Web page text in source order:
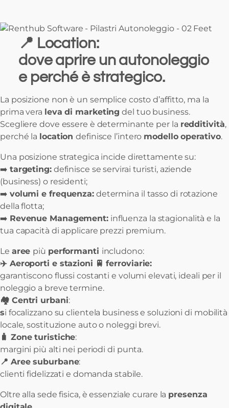
📍 Location:
dove aprire un autonoleggio
e perché è strategico.
La posizione non è un semplice costo d’affitto, ma la
prima vera leva di marketing del tuo business.
Scegliere dove essere è determinante per la redditività,
perché la locationdefinisce l’intero modello operativo.
Una posizione strategica incide direttamente su:
➡️ targeting:definisce se servirai turisti, aziende
(business) o residenti;
➡️ volumi e frequenza:determina il tasso di rotazione
della flotta;
➡️ Revenue Management:influenza la stagionalità e la
tua capacità di applicare prezzi premium.
Le aree più performanti includono:
✈️ Aeroporti e stazioni 🚆 ferroviarie:
garantiscono flussi costanti e volumi elevati, ideali per il
noleggio a breve termine.
🏘️ Centri urbani:
si focalizzano su clientela business e soluzioni di mobilità
locale, sostituzione auto o noleggi brevi.
🧳 Zone turistiche:
margini più alti nei periodi di punta.
📍 Aree suburbane:
clienti fidelizzati e domanda stabile.
Oltre alla sede fisica, è essenziale curare la presenza